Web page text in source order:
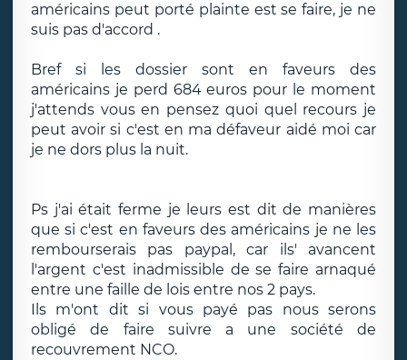
américains peut porté plainte est se faire, je ne
suis pas d'accord .
Bref si les dossier sont en faveurs des
américains je perd 684 euros pour le moment
j'attends vous en pensez quoi quel recours je
peut avoir si c'est en ma défaveur aidé moi car
je ne dors plus la nuit.
Ps j'ai était ferme je leurs est dit de manières
que si c'est en faveurs des américains je ne les
rembourserais pas paypal, car ils' avancent
l'argent c'est inadmissible de se faire arnaqué
entre une faille de lois entre nos 2 pays.
Ils m'ont dit si vous payé pas nous serons
obligé de faire suivre a une société de
recouvrement NCO.